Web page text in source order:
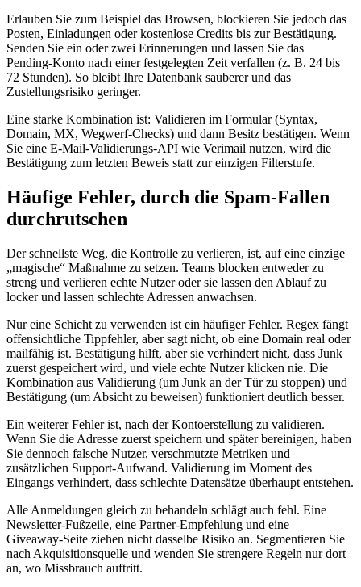
Erlauben Sie zum Beispiel das Browsen, blockieren Sie jedoch das
Posten, Einladungen oder kostenlose Credits bis zur Bestätigung.
Senden Sie ein oder zwei Erinnerungen und lassen Sie das
Pending‑Konto nach einer festgelegten Zeit verfallen (z. B. 24 bis
72 Stunden). So bleibt Ihre Datenbank sauberer und das
Zustellungsrisiko geringer.
Eine starke Kombination ist: Validieren im Formular (Syntax,
Domain, MX, Wegwerf‑Checks) und dann Besitz bestätigen. Wenn
Sie eine E‑Mail‑Validierungs‑API wie Verimail nutzen, wird die
Bestätigung zum letzten Beweis statt zur einzigen Filterstufe.
Häufige Fehler, durch die Spam‑Fallen
durchrutschen
Der schnellste Weg, die Kontrolle zu verlieren, ist, auf eine einzige
„magische“ Maßnahme zu setzen. Teams blocken entweder zu
streng und verlieren echte Nutzer oder sie lassen den Ablauf zu
locker und lassen schlechte Adressen anwachsen.
Nur eine Schicht zu verwenden ist ein häufiger Fehler. Regex fängt
offensichtliche Tippfehler, aber sagt nicht, ob eine Domain real oder
mailfähig ist. Bestätigung hilft, aber sie verhindert nicht, dass Junk
zuerst gespeichert wird, und viele echte Nutzer klicken nie. Die
Kombination aus Validierung (um Junk an der Tür zu stoppen) und
Bestätigung (um Absicht zu beweisen) funktioniert deutlich besser.
Ein weiterer Fehler ist, nach der Kontoerstellung zu validieren.
Wenn Sie die Adresse zuerst speichern und später bereinigen, haben
Sie dennoch falsche Nutzer, verschmutzte Metriken und
zusätzlichen Support‑Aufwand. Validierung im Moment des
Eingangs verhindert, dass schlechte Datensätze überhaupt entstehen.
Alle Anmeldungen gleich zu behandeln schlägt auch fehl. Eine
Newsletter‑Fußzeile, eine Partner‑Empfehlung und eine
Giveaway‑Seite ziehen nicht dasselbe Risiko an. Segmentieren Sie
nach Akquisitionsquelle und wenden Sie strengere Regeln nur dort
an, wo Missbrauch auftritt.